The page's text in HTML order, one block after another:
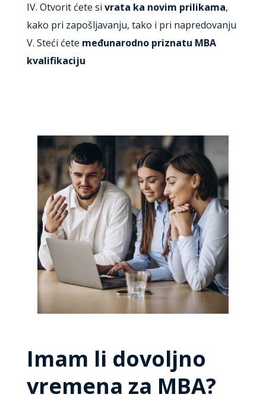
IV. Otvorit ćete si vrata ka novim prilikama,
kako pri zapošljavanju, tako i pri napredovanju
V. Steći ćete međunarodno priznatu MBA
kvalifikaciju
Imam li dovoljno
vremena za MBA?